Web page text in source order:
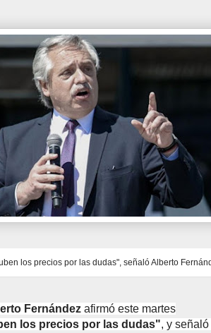
los precios por las dudas", señaló Alberto
Fernández afirmó este martes
los precios por las dudas", y